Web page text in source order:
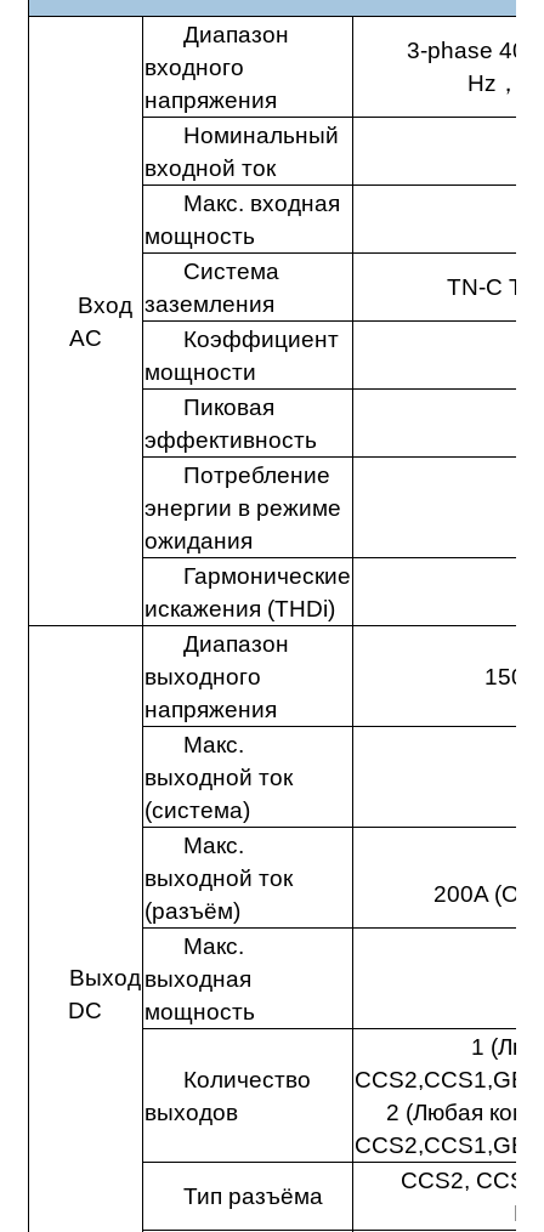
Вход
AC
Диапазон
входного
напряжения
3-phase
Hz ，
Номинальный
входной ток
Макс. входная
мощность
Система
заземления
TN-C
Коэффициент
мощности
Пиковая
эффективность
Потребление
энергии в режиме
ожидания
Гармонические
искажения (THDi)
Выход
DC
Диапазон
выходного
напряжения
Макс.
выходной ток
(система)
Макс.
выходной ток
(разъём)
200A
Макс.
выходная
мощность
Количество
выходов
1
2 (Любая
Тип разъёма
CCS2,